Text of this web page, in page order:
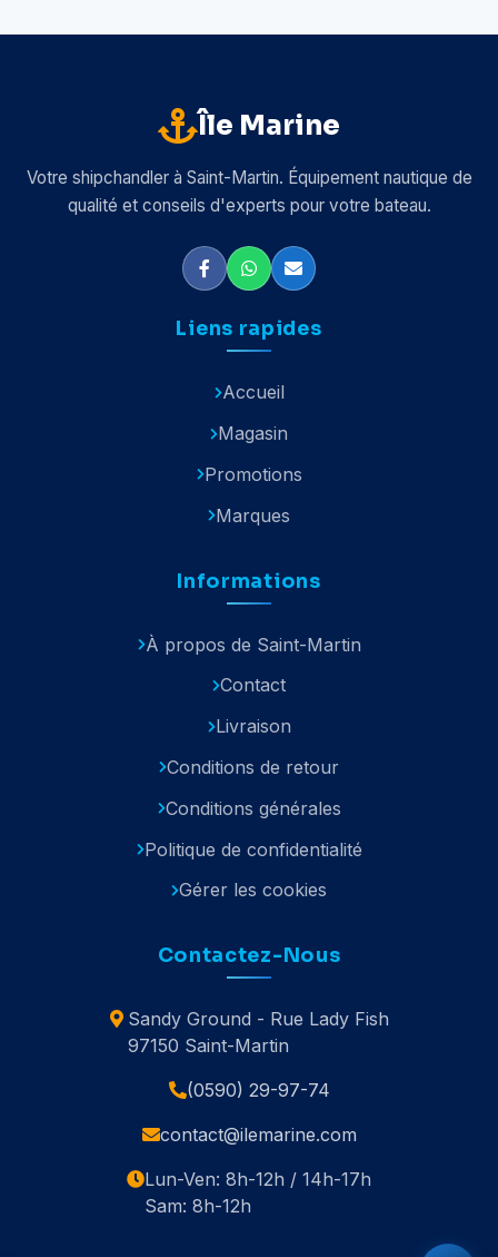
Île Marine
Votre shipchandler à Saint-Martin. Équipement nautique de
qualité et conseils d'experts pour votre bateau.
Liens rapides
Accueil
Magasin
Promotions
Marques
Informations
À propos de Saint-Martin
Contact
Livraison
Conditions de retour
Conditions générales
Politique de confidentialité
Gérer les cookies
Contactez-Nous
Sandy Ground - Rue Lady Fish
97150 Saint-Martin
(0590) 29-97-74
contact@ilemarine.com
Lun-Ven: 8h-12h / 14h-17h
Sam: 8h-12h